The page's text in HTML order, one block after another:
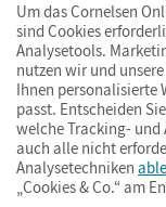
ImpressumAGB
Um das Cornelsen
sind Cookies
Analysetools.
nutzen wir und
Ihnen personalisierte
passt. Entscheiden
welche Tracking- und
auch alle nicht
Analysetechniken
„Cookies & Co.“ am